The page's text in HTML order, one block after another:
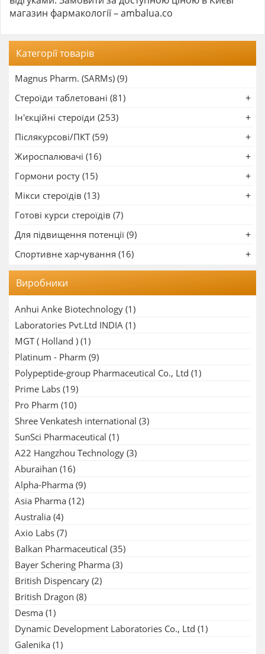
магазин фармакології – ambalua.co
Категорії товарів
Magnus Pharm. (SARMs) (9)
Стероїди таблетовані (81)
Ін'єкційні стероїди (253)
Післякурсові/ПКТ (59)
Жироспалювачі (16)
Гормони росту (15)
Мікси стероїдів (13)
Готові курси стероїдів (7)
Для підвищення потенції (9)
Спортивне харчування (16)
Виробники
Anhui Anke Biotechnology (1)
Laboratories Pvt.Ltd INDIA (1)
MGT ( Holland ) (1)
Platinum - Pharm (9)
Polypeptide-group Pharmaceutical Co., Ltd (1)
Prime Labs (19)
Pro Pharm (10)
Shree Venkatesh international (3)
SunSci Pharmaceutical (1)
A22 Hangzhou Technology (3)
Aburaihan (16)
Alpha-Pharma (9)
Asia Pharma (12)
Australia (4)
Axio Labs (7)
Balkan Pharmaceutical (35)
Bayer Schering Pharma (3)
British Dispencary (2)
British Dragon (8)
Desma (1)
Dynamic Development Laboratories Co., Ltd (1)
Galenika (1)